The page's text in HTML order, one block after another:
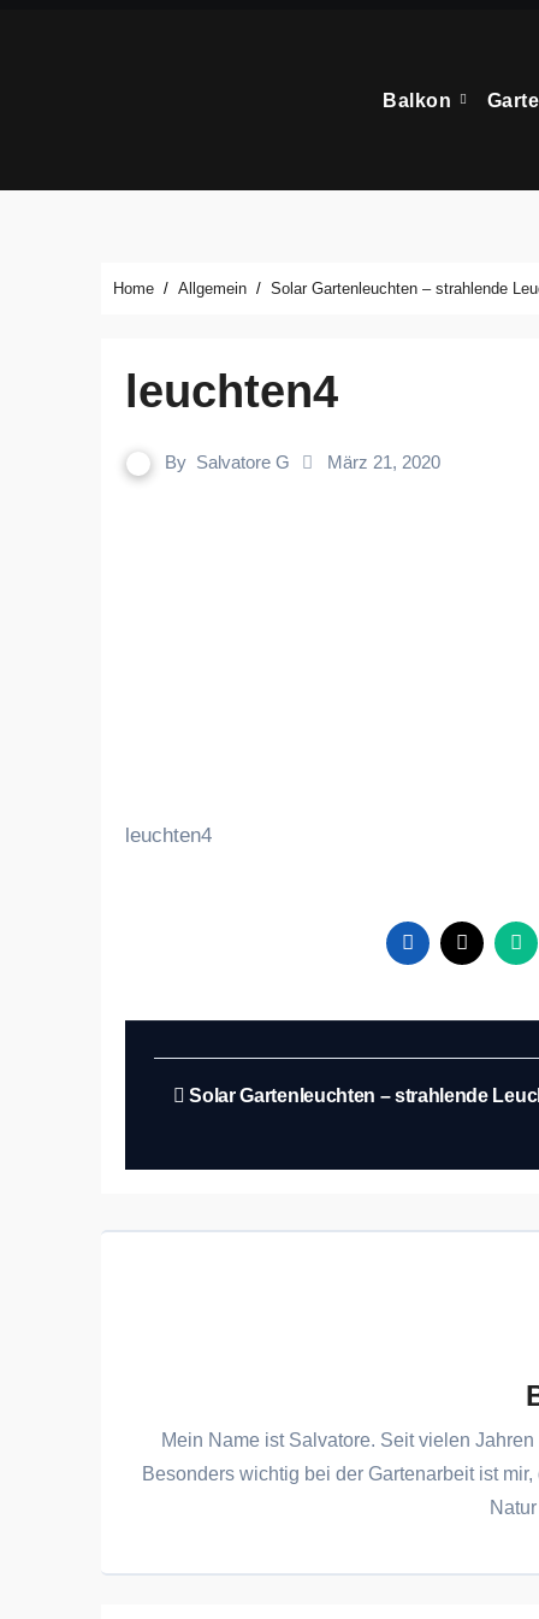
Balkon
Home Allgemein Solar Gartenleuchten – strahlende
leuchten4
By Salvatore G März 21, 2020
leuchten4
Beitragsnavigation
Solar Gartenleuchten – strahlende
Mein Name ist Salvatore. Seit vielen
Besonders wichtig bei der Gartenarbeit ist